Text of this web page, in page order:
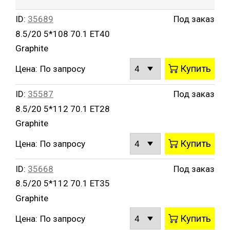
ID: 35689
8.5/20 5*108 70.1 ET40
Graphite
Под заказ
Цена: По запросу Купить
ID: 35587
8.5/20 5*112 70.1 ET28
Graphite
Под заказ
Цена: По запросу Купить
ID: 35668
8.5/20 5*112 70.1 ET35
Graphite
Под заказ
Цена: По запросу Купить